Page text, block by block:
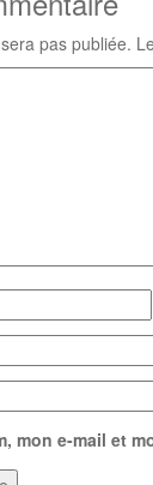
pas publiée.
mon e-mail et